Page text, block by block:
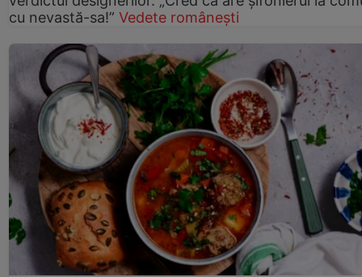
cu nevastă-sa!” Vedete românești